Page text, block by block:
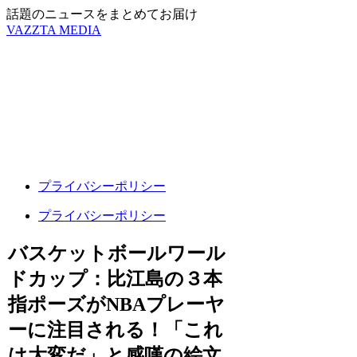
話題のニュースをまとめてお届け
VAZZTA MEDIA
プライバシーポリシー
プライバシーポリシー
バスケットボールワール
ドカップ：比江島の３本
指ポーズがNBAプレーヤ
ーに注目される！「これ